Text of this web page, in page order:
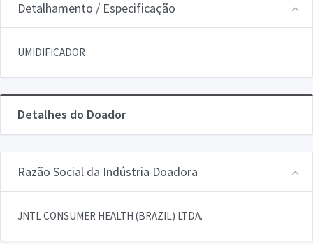
Detalhamento / Especificação
UMIDIFICADOR
Detalhes do Doador
Razão Social da Indústria Doadora
JNTL CONSUMER HEALTH (BRAZIL) LTDA.